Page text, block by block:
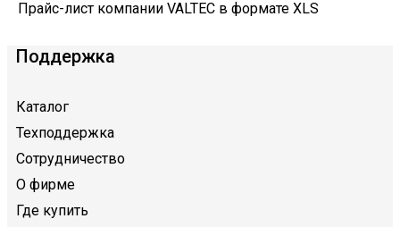
Прайс-лист компании VALTEC в формате XLS
Поддержка
Каталог
Техподдержка
Сотрудничество
О фирме
Где купить